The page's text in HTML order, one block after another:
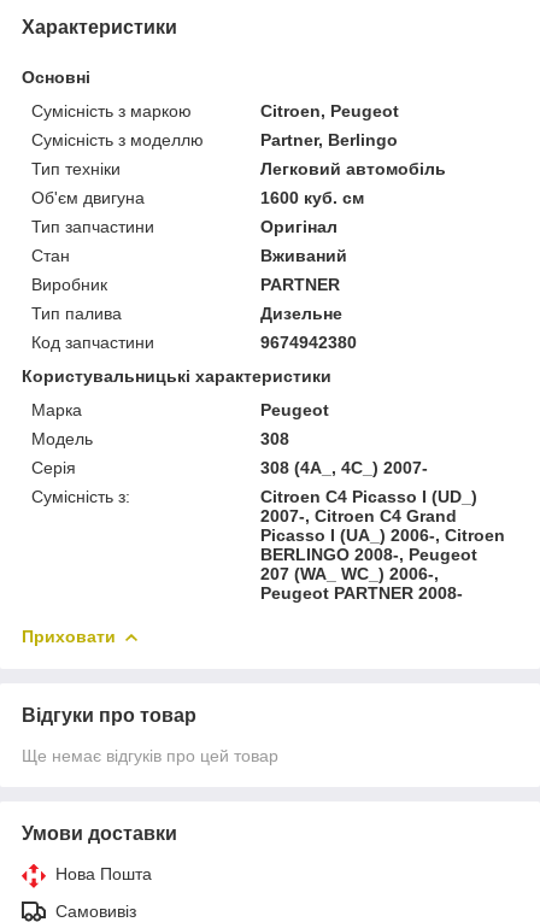
Характеристики
Основні
Сумісність з маркою
Citroen, Peugeot
Сумісність з моделлю
Partner, Berlingo
Тип техніки
Легковий автомобіль
Об'єм двигуна
1600 куб. см
Тип запчастини
Оригінал
Стан
Вживаний
Виробник
PARTNER
Тип палива
Дизельне
Код запчастини
9674942380
Користувальницькі характеристики
Марка
Peugeot
Модель
308
Серія
308 (4A_, 4C_) 2007-
Сумісність з:
Citroen C4 Picasso I (UD_)
2007-, Citroen C4 Grand
Picasso I (UA_) 2006-, Citroen
BERLINGO 2008-, Peugeot
207 (WA_ WC_) 2006-,
Peugeot PARTNER 2008-
Приховати
Відгуки про товар
Ще немає відгуків про цей товар
Умови доставки
Нова Пошта
Самовивіз